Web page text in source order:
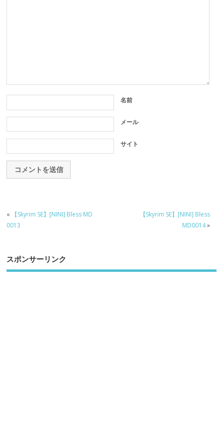
名前
メール
サイト
«
【Skyrim SE】[NINI] Bless MD
0013
【Skyrim SE】[NINI] Bless
MD0014»
スポンサーリンク